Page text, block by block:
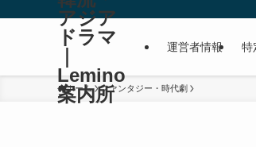
アジア
ドラマ
Lemino
案内所
運営者情報 特
ホーム ファンタジー・時代劇